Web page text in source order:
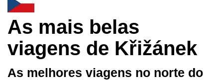
As mais belas
viagens de Křižánek
As melhores viagens no norte do